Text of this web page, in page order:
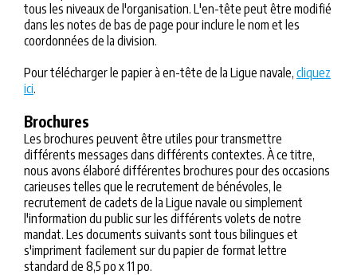
tous les niveaux de l'organisation. L'en-tête peut être modifié
dans les notes de bas de page pour inclure le nom et les
coordonnées de la division.
Pour télécharger le papier à en-tête de la Ligue navale, cliquez
ici.
Brochures
Les brochures peuvent être utiles pour transmettre
différents messages dans différents contextes. À ce titre,
nous avons élaboré différentes brochures pour des occasions
carieuses telles que le recrutement de bénévoles, le
recrutement de cadets de la Ligue navale ou simplement
l'information du public sur les différents volets de notre
mandat. Les documents suivants sont tous bilingues et
s'impriment facilement sur du papier de format lettre
standard de 8,5 po x 11 po.